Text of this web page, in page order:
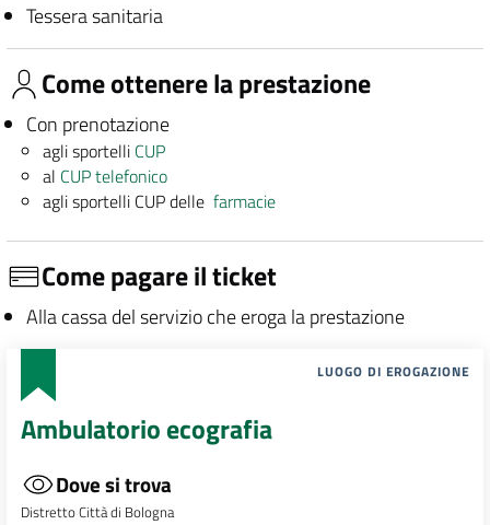
Tessera sanitaria
Come ottenere la prestazione
Con prenotazione
agli sportelli CUP
al CUP telefonico
agli sportelli CUP dellefarmacie
Come pagare il ticket
Alla cassa del servizio che eroga la prestazione
LUOGO DI EROGAZIONE
Ambulatorio ecografia
Dove si trova
Distretto Città di Bologna